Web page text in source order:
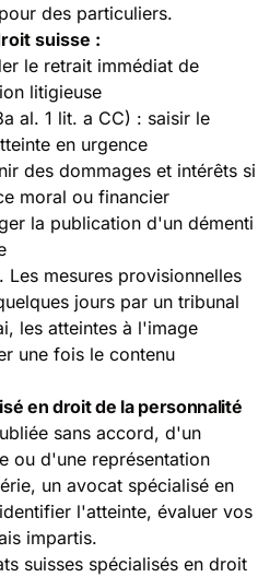
des particuliers.
suisse :
le retrait immédiat de
litigieuse
al. 1 lit. a CC) : saisir le
en urgence
des dommages et intérêts si
moral ou financier
la publication d'un démenti
mesures provisionnelles
jours par un tribunal
les atteintes à l'image
une fois le contenu
en droit de la personnalité
sans accord, d'un
ou d'une représentation
un avocat spécialisé en
l'atteinte, évaluer vos
impartis.
suisses spécialisés en droit